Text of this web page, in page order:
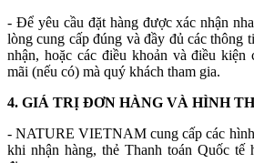
- Để yêu cầu đặt hàng được xác nhận
lòng cung cấp đúng và đầy đủ các thông
nhận, hoặc các điều khoản và điều kiện
mãi (nếu có) mà quý khách tham gia.
4. GIÁ TRỊ ĐƠN HÀNG VÀ HÌNH
- NATURE VIETNAM cung cấp các hình
khi nhận hàng, thẻ Thanh toán Quốc tế